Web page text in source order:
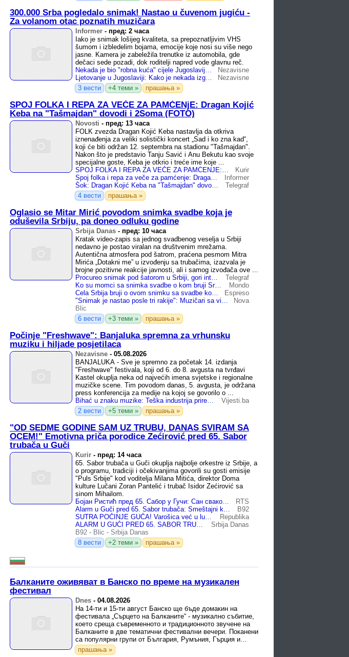
300.000 Srba pogledalo snimak! Nastao u čuvenom jugiću -
Za volanom otac poznatih muzičara
Informer- пред: 2 часа
Iako je snimak lošijeg kvaliteta, sa prepoznatljivim VHS
šumom i izbledelim bojama, emocije koje nosi su više nego
jasne. Kamera je zabeležila trenutke iz automobila, gde
dečaci sede pozadi, dok roditelji napred vode glavnu reč.
Nekada je bio "robna kuća" cijele Jugoslavije, danas se tu prodaje cvijeće (VIDEO)
Nezavisne
Ljetovanje u Jugoslaviji: Kako je nekada izgledao odlazak na more (VIDEO)
Nezavisne
3 вести
+4 теми » прашања »
SPOJ FOLKA I REPA ZA VEČE ZA PAMĆENjE: Dragan Kojić
Keba na "Tašmajdan" dovodi i 2Soma (FOTO)
Novosti - пред: 13 часа
FOLK zvezda Dragan Kojić Keba nastavlja da otkriva
iznenađenja za veliki solistički koncert „Sad i ko zna kad“,
koji će biti održan 12. septembra na stadionu "Tašmajdan".
Nakon što je predstavio Tanju Savić i Anu Bekutu kao svoje
specijalne goste, Keba je otkrio i treće ime koje ...
SPOJ FOLKA I REPA ZA VEČE ZA PAMĆENJE: Dragan Kojić Keba na "Tašmajdan" dovodi i 2Soma (FOTO)
Kurir
Spoj folka i repa za veče za pamćenje: Dragan Kojić Keba na "Tašmajdan" dovodi i 2Soma (FOTO)
Informer
Šok: Dragan Kojić Keba na "Tašmajdan" dovodi i popularnog repera
Telegraf
4 вести
прашања »
Oglasio se Mitar Mirić povodom snimka svadbe koja je
oduševila Srbiju, pa doneo odluku godine
Srbija Danas- пред: 10 часа
Kratak video-zapis sa jednog svadbenog veselja u Srbiji
nedavno je postao viralan na društvenim mrežama.
Autentična atmosfera pod šatrom, praćena pesmom Mitra
Mirića „Dotakni me” u izvođenju sa trubačima, izazvala je
brojne pozitivne reakcije javnosti, ali i samog izvođača ove ...
Procureo snimak pod šatorom u Srbiji, gori internet: Ovako izgleda prava srpska svadba kad padnu sve maske!
Telegraf
Ko su momci sa snimka svadbe o kom bruji Srbija? Razgovarali smo sa rokerima koji su ludovali uz Mitra Mirića!
Mondo
Cela Srbija bruji o ovom snimku sa svadbe kod Užica: Ljudi gledaju po 10 puta i ne veruju, nema dalje... (VIDEO)
Espreso
"Snimak je nastao posle tri rakije": Muzičari sa viralne svadbe otkrili detalje veselja o kom Srbija bruji danima (VIDEO)
Nova
Blic
6 вести
+3 теми » прашања »
Počinje "Freshwave": Banjaluka spremna za vrhunsku
muziku i hiljade posjetilaca
Nezavisne- 05.08.2026
BANJALUKA - Sve je spremno za početak 14. izdanja
"Freshwave" festivala, koji od 6. do 8. avgusta na tvrđavi
Kastel okuplja neka od najvećih imena svjetske i regionalne
muzičke scene. Tim povodom danas, 5. avgusta, je održana
press konferencija za medije na kojoj se govorilo o ...
Bihać u znaku muzike: Teška industrija priredila spektakularan početak festivala
Vijesti.ba
2 вести
+5 теми » прашања »
"OD SEDME GODINE SAM UZ TRUBU, DANAS SVIRAM SA
OCEM!" Emotivna priča porodice Zećirović pred 65. Sabor
trubača u Guči
Kurir- пред: 14 часа
65. Sabor trubača u Guči okuplja najbolje orkestre iz Srbije, a
o programu, tradiciji i očekivanjima govorili su gosti emisije
"Puls Srbije" kod voditelja Milana Mitića, direktor Doma
kulture Lučani Zoran Pantelić i trubač Isidor Zećirović sa
sinom Mihailom.
Бојан Ристић пред 65. Сабор у Гучи: Сан сваког трубача је да постане мајстор трубе
RTS
Alarm u Guči pred 65. Sabor trubača: Smeštajni kapaciteti gotovo popunjeni, sprema se spektakl
B92
SUTRA POČINJE GUČA! Varošica već u ludilu: Lomi se kolo, grme trube, pečenje i vruća rakija na sve strane - sve je spremno za 65. Sabor!
Republika
ALARM U GUČI PRED 65. SABOR TRUBAČA: Smeštajni kapaciteti gotovo popunjeni, od 7. do 9. avgusta sprema se spektakl kakav se ne pamti!
Srbija Danas
B92 - Blic - Srbija Danas
8 вести
+2 теми » прашања »
Балканите оживяват в Банско по време на музикален
фестивал
Dnes- 04.08.2026
На 14-ти и 15-ти август Банско ще бъде домакин на
фестивала „Сърцето на Балканите“ - музикално събитие,
което среща съвременното и традиционното звучене на
Балканите в две тематични фестивални вечери. Поканени
са популярни групи от България, Румъния, Гърция и
Хърватия.
прашања »